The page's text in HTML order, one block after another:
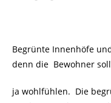
Begrünte Innenhöfe
denn die Bewohner
ja wohlfühlen. Die